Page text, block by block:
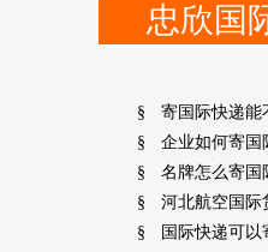
忠欣国
§ 寄国际快递能
§ 企业如何寄国
§ 名牌怎么寄国
§ 河北航空国际
§ 国际快递可